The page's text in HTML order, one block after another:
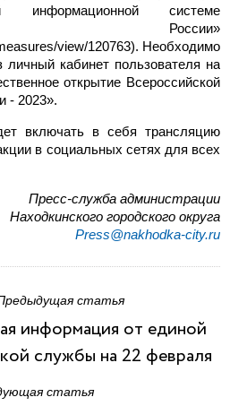
информационной системе
России»
view/120763). Необходимо
личный кабинет пользователя на
открытие Всероссийской
- 2023».
включать в себя трансляцию
в социальных сетях для всех
Пресс-служба администрации
Находкинского городского округа
Press@nakhodka-city.ru
статья
информация от единой
службы на 22 февраля
статья